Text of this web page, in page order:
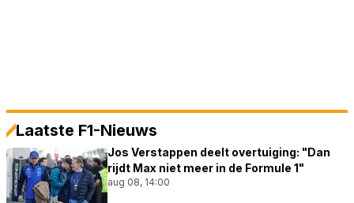
Laatste F1-Nieuws
Jos Verstappen deelt overtuiging: "Dan
rijdt Max niet meer in de Formule 1"
aug 08, 14:00